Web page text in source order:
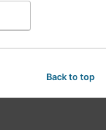
Back to top